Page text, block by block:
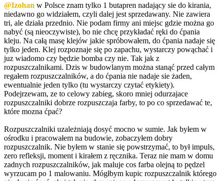
@Izohan w Polsce znam tylko 1 butapren nadający sie do kirania,
niedawno go widziałem, czyli dalej jest sprzedawany. Nie zawiera
tri, ale działa przednio. Nie podam firmy ani miejsc gdzie można go
nabyć (są nieoczywiste), bo nie chcę przykładać ręki do ćpania
kleju. Na całą masę klejów jakie spróbowałem, do ćpania nadaje się
tylko jeden. Klej rozpoznaje się po zapachu, wystarczy powąchać i
juz wiadomo czy będzie bomba czy nie. Tak jak z
rozpuszczalnikami. Dzis w budowlanym można stanąć przed całym
regałem rozpuszczalników, a do ćpania nie nadaje sie żaden,
ewentualnie jeden tylko (tu wystarczy czytać etykiety).
Podejrzewam, ze to celowy zabieg, skoro mniej odurzajace
rozpuszczalniki dobrze rozpuszczaja farby, to po co sprzedawać te,
które mozna ćpać?
Rozpuszczalniki uzależniają dosyć mocno w sumie. Jak byłem w
ośrodku i pracowałem na budowie, zobaczyłem dobry
rozpuszczalnik. Nie byłem w stanie się powstrzymać, to był impuls,
zero refleksji, moment i kirałem z ręcznika. Teraz nie mam w domu
zadnych rozpuszczalników, jak maluje cos farba olejną to pędzel
wyrzucam po 1 malowaniu. Mógłbym kupic rozpuszczalnik którego